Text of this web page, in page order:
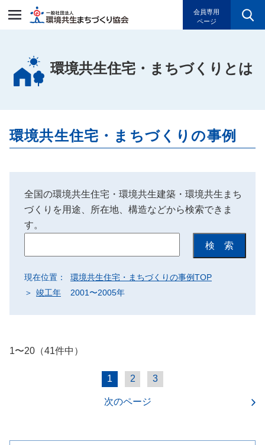
会員専用
ページ
環境共生住宅・まちづくりとは
環境共生住宅・まちづくりの事例
全国の環境共生住宅・環境共生建築・環境共生まち
づくりを用途、所在地、構造などから検索できま
す。
現在位置：
環境共生住宅・まちづくりの事例TOP
竣工年
2001〜2005年
1〜20（41件中）
1 2 3
次のページ